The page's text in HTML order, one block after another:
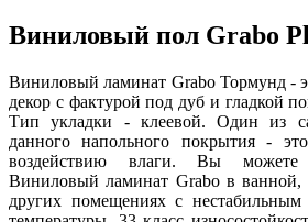
Виниловый пол Grabo
Виниловый ламинат Grabo Тормунд -
декор с фактурой под дуб и гладкой
Тип укладки - клеевой. Один из
данного напольного покрытия -
воздействию влаги. Вы можете
Виниловый ламинат Grabo в
других помещениях с